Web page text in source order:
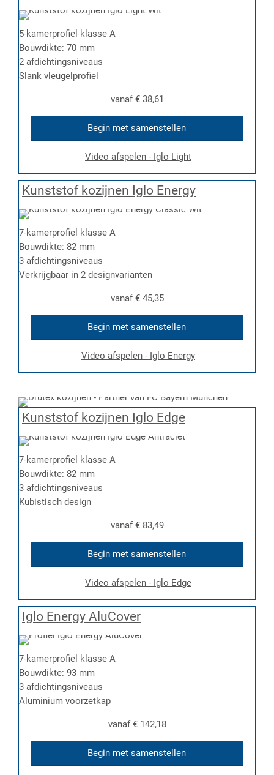
5-kamerprofiel klasse A
Bouwdikte: 70 mm
2 afdichtingsniveaus
Slank vleugelprofiel
vanaf€ 38,61
Begin met samenstellen
Video afspelen - Iglo Light
Kunststof kozijnen Iglo Energy
7-kamerprofiel klasse A
Bouwdikte: 82 mm
3 afdichtingsniveaus
Verkrijgbaar in 2 designvarianten
vanaf€ 45,35
Begin met samenstellen
Video afspelen - Iglo Energy
Kunststof kozijnen Iglo Edge
7-kamerprofiel klasse A
Bouwdikte: 82 mm
3 afdichtingsniveaus
Kubistisch design
vanaf€ 83,49
Begin met samenstellen
Video afspelen - Iglo Edge
Iglo Energy AluCover
7-kamerprofiel klasse A
Bouwdikte: 93 mm
3 afdichtingsniveaus
Aluminium voorzetkap
vanaf€ 142,18
Begin met samenstellen